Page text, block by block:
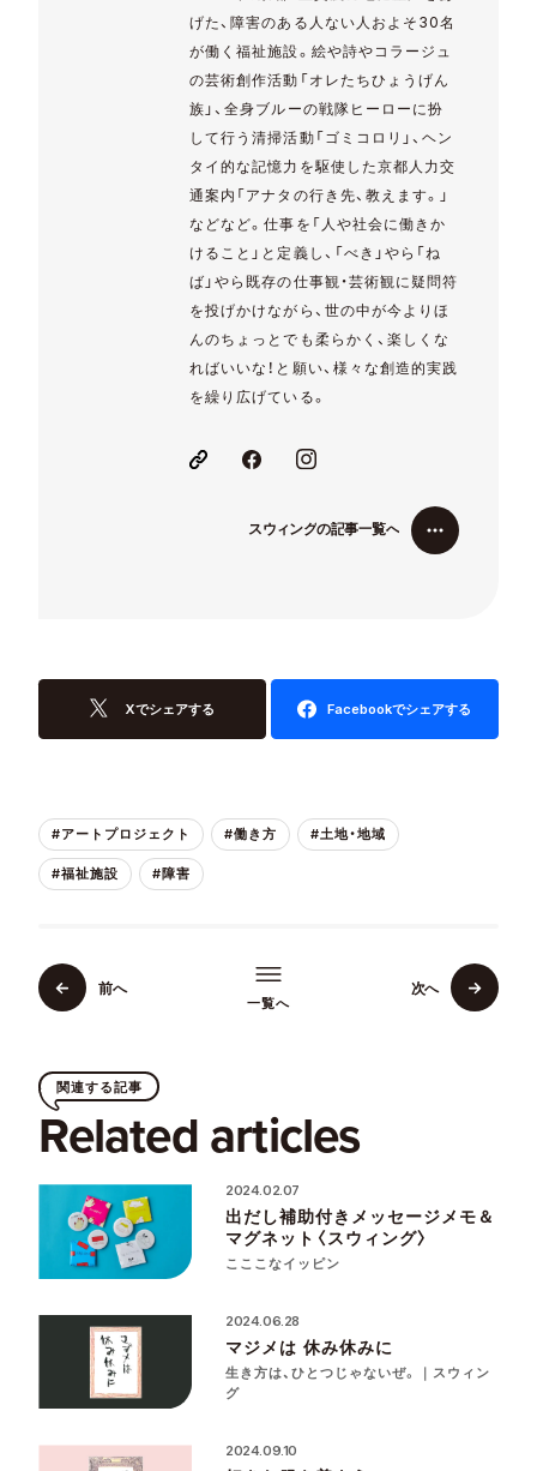
げた、障害のある人ない人およそ30名
が働く福祉施設。絵や詩やコラージュ
の芸術創作活動「オレたちひょうげん
族」、全身ブルーの戦隊ヒーローに扮
して行う清掃活動「ゴミコロリ」、ヘン
タイ的な記憶力を駆使した京都人力交
通案内「アナタの行き先、教えます。」
などなど。仕事を「人や社会に働きか
けること」と定義し、「べき」やら「ね
ば」やら既存の仕事観・芸術観に疑問符
を投げかけながら、世の中が今よりほ
んのちょっとでも柔らかく、楽しくな
ればいいな！と願い、様々な創造的実践
を繰り広げている。
スウィングの記事一覧へ
Xでシェアする Facebookでシェアする
#アートプロジェクト #働き方 #土地・地域
#福祉施設 #障害
前へ
一覧へ
次へ
関連する記事
Related articles
2024.02.07
出だし補助付きメッセージメモ＆
マグネット〈スウィング〉
こここなイッピン
2024.06.28
マジメは 休み休みに
生き方は、ひとつじゃないぜ。｜スウィン
グ
2024.09.10